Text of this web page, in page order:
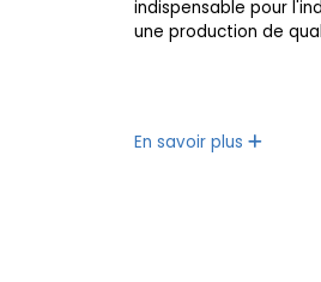
indispensable pour
une production de
En savoir plus